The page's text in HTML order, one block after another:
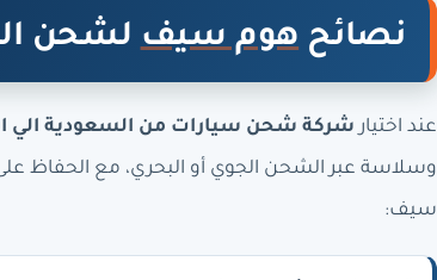
نصائح هوم سيفلشحن
عند اختيار شركة شحن سيارات من السعودية الي
وسلاسة عبر الشحن الجوي أو البحري، مع الحفاظ
سيف: